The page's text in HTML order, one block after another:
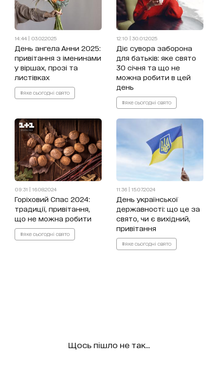
14:44 | 03.02.2025
День ангела Анни 2025:
привітання з іменинами
у віршах, прозі та
листівках
#яке сьогодні свято
12:10 | 30.01.2025
Діє сувора заборона
для батьків: яке свято
30 січня та що не
можна робити в цей
день
#яке сьогодні свято
09:31 | 16.08.2024
Горіховий Спас 2024:
традиції, привітання,
що не можна робити
#яке сьогодні свято
11:36 | 15.07.2024
День української
державності: що це за
свято, чи є вихідний,
привітання
#яке сьогодні свято
Щось пішло не так...